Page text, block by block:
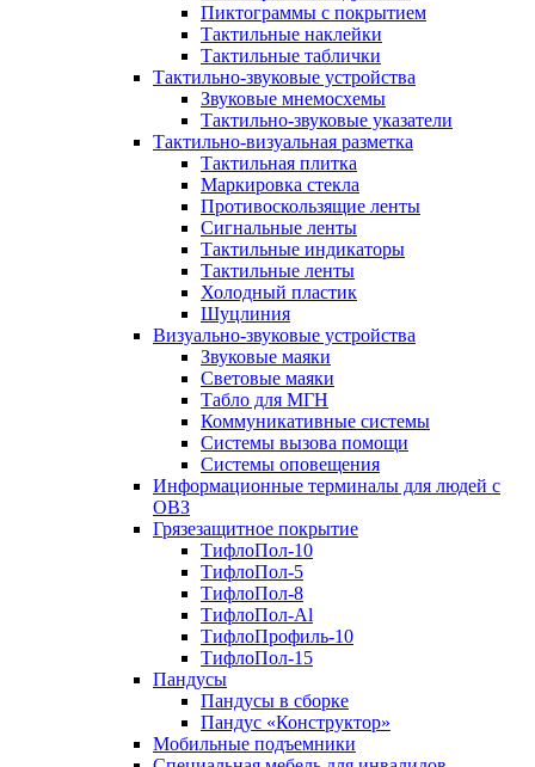
Пиктограммы с покрытием
Тактильные наклейки
Тактильные таблички
Тактильно-звуковые устройства
Звуковые мнемосхемы
Тактильно-звуковые указатели
Тактильно-визуальная разметка
Тактильная плитка
Маркировка стекла
Противоскользящие ленты
Сигнальные ленты
Тактильные индикаторы
Тактильные ленты
Холодный пластик
Шуцлиния
Визуально-звуковые устройства
Звуковые маяки
Световые маяки
Табло для МГН
Коммуникативные системы
Системы вызова помощи
Системы оповещения
Информационные терминалы для людей с
ОВЗ
Грязезащитное покрытие
ТифлоПол-10
ТифлоПол-5
ТифлоПол-8
ТифлоПол-Al
ТифлоПрофиль-10
ТифлоПол-15
Пандусы
Пандусы в сборке
Пандус «Конструктор»
Мобильные подъемники